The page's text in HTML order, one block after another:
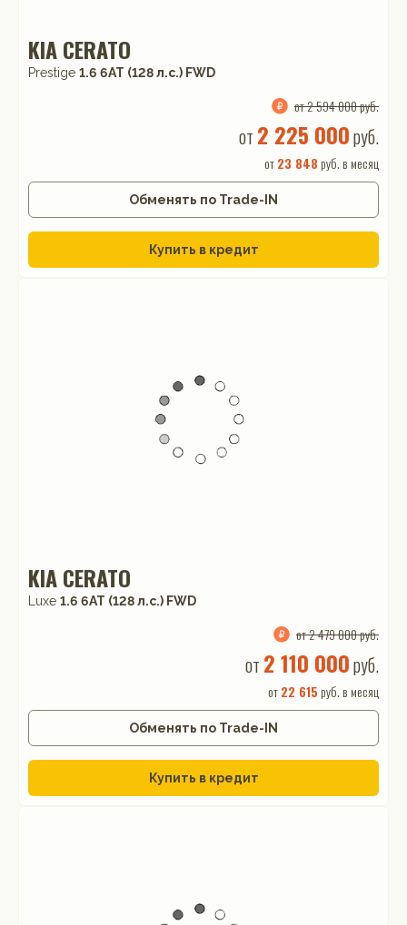
KIA CERATO
Prestige 1.6 6AT (128 л.с.) FWD
от 2 594 000 руб.
от 2 225 000руб.
от23 848 руб. в месяц
Обменять по Trade-IN
Купить в кредит
KIA CERATO
Luxe 1.6 6AT (128 л.с.) FWD
от 2 479 000 руб.
от 2 110 000руб.
от22 615 руб. в месяц
Обменять по Trade-IN
Купить в кредит